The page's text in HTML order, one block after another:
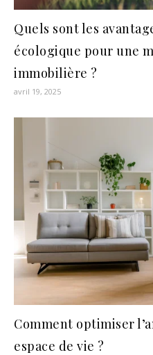
Quels sont les
écologique pour une
immobilière ?
avril 19, 2025
Comment optimiser
espace de vie ?